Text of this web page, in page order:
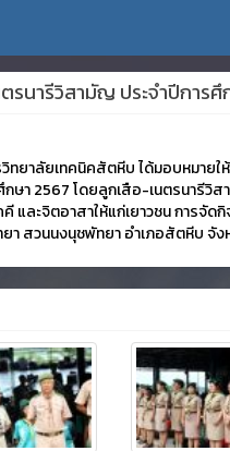
นารีวิสามัญ ประจำปีการศึ
ยาลัยเทคนิคสัตหีบ ได้มอบหมาย
า 2567 โดยลูกเสือ-เนตรนารีวิ
และจิตอาสาให้แก่เยาวชน การ
า สวนนงนุชพัทยา อำเภอสัตหีบ จั